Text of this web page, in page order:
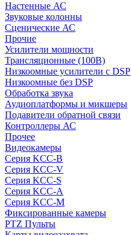
Настенные АС
Звуковые колонны
Сценические АС
Прочие
Усилители мощности
Трансляционные (100В)
Низкоомные усилители с DSP
Низкоомные без DSP
Обработка звука
Аудиоплатформы и микшеры
Подавители обратной связи
Контроллеры АС
Прочее
Видеокамеры
Серия KCC-B
Серия KCC-V
Серия KCC-S
Серия KCC-A
Серия KCC-M
Фиксированные камеры
PTZ Пульты